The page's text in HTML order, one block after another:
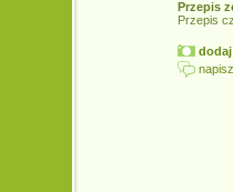
Przepis
Przepis